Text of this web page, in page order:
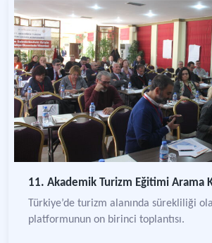
11. Akademik Turizm Eğitimi Arama
Türkiye’de turizm alanında sürekliliği
platformunun on birinci toplantısı.